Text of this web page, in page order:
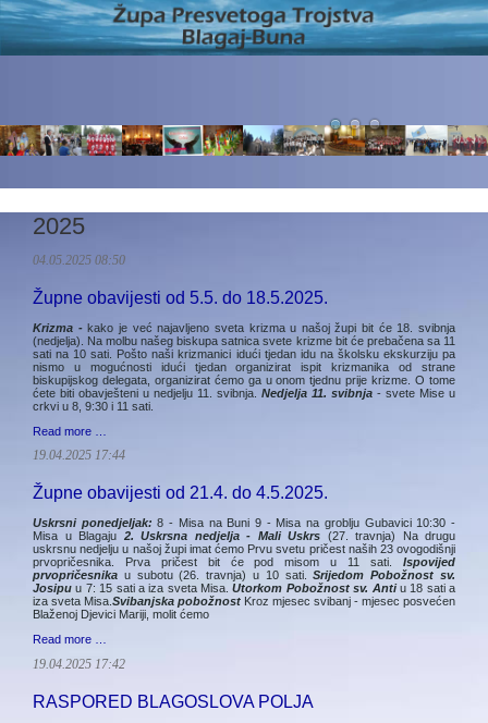
2025
04.05.2025 08:50
Župne obavijesti od 5.5. do 18.5.2025.
Krizma -kako je već najavljeno sveta krizma u našoj župi bit će 18. svibnja
(nedjelja). Na molbu našeg biskupa satnica svete krizme bit će prebačena sa 11
sati na 10 sati. Pošto naši krizmanici idući tjedan idu na školsku ekskurziju pa
nismo u mogućnosti idući tjedan organizirat ispit krizmanika od strane
biskupijskog delegata, organizirat ćemo ga u onom tjednu prije krizme. O tome
ćete biti obavješteni u nedjelju 11. svibnja. Nedjelja 11. svibnja - svete Mise u
crkvi u 8, 9:30 i 11 sati.
Read more …
19.04.2025 17:44
Župne obavijesti od 21.4. do 4.5.2025.
Uskrsni ponedjeljak:8 - Misa na Buni 9 - Misa na groblju Gubavici 10:30 -
Misa u Blagaju 2. Uskrsna nedjelja - Mali Uskrs (27. travnja) Na drugu
uskrsnu nedjelju u našoj župi imat ćemo Prvu svetu pričest naših 23 ovogodišnji
prvopričesnika. Prva pričest bit će pod misom u 11 sati. Ispovijed
prvopričesnika u subotu (26. travnja) u 10 sati.Srijedom Pobožnost sv.
Josipuu 7: 15 sati a iza sveta Misa.Utorkom Pobožnost sv. Antiu 18 sati a
iza sveta Misa. Svibanjska pobožnost Kroz mjesec svibanj - mjesec posvećen
Blaženoj Djevici Mariji, molit ćemo
Read more …
19.04.2025 17:42
RASPORED BLAGOSLOVA POLJA